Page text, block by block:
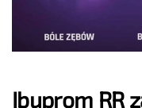
Ibuprom RR